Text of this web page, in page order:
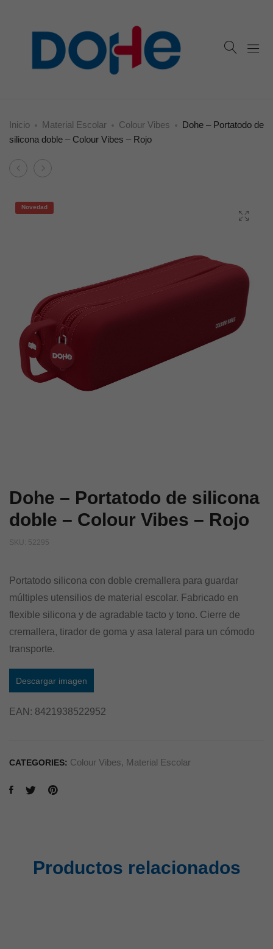
Inicio Material Escolar Colour Vibes
Dohe – Portatodo de
silicona doble – Colour Vibes – Rojo
Product
Dohe
Portatodo
Colour
Vibes
–
Azul
Dohe
Portatodo
Colour
Vibes
–
Verde
Novedad
Dohe – Portatodo de silicona
doble – Colour Vibes – Rojo
SKU: 52295
Portatodo silicona con doble cremallera para guardar
múltiples utensilios de material escolar. Fabricado en
flexible silicona y de agradable tacto y tono. Cierre de
cremallera, tirador de goma y asa lateral para un cómodo
transporte.
Descargar imagen
EAN: 8421938522952
CATEGORIES: Colour Vibes, Material Escolar
Productos relacionados